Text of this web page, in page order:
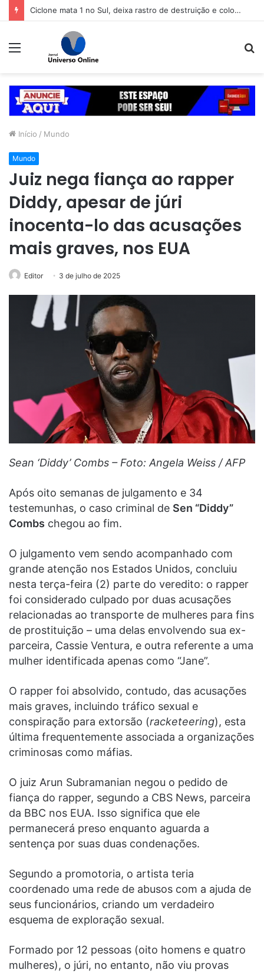
Ciclone mata 1 no Sul, deixa rastro de destruição e coloca 11 estados em alerta
Menu
Início / Mundo
Mundo
Juiz nega fiança ao rapper
Diddy, apesar de júri
inocenta-lo das acusações
mais graves, nos EUA
Editor 3 de julho de 2025
Sean ‘Diddy’ Combs – Foto: Angela Weiss / AFP
Após oito semanas de julgamento e 34
testemunhas, o caso criminal de Sen “Diddy”
Combs chegou ao fim.
O julgamento vem sendo acompanhado com
grande atenção nos Estados Unidos, concluiu
nesta terça-feira (2) parte do veredito: o rapper
foi considerado culpado por duas acusações
relacionadas ao transporte de mulheres para fins
de prostituição – uma delas envolvendo sua ex-
parceira, Cassie Ventura, e outra referente a uma
mulher identificada apenas como “Jane”.
O rapper foi absolvido, contudo, das acusações
mais graves, incluindo tráfico sexual e
conspiração para extorsão (racketeering), esta
última frequentemente associada a organizações
criminosas como máfias.
O juiz Arun Subramanian negou o pedido de
fiança do rapper, segundo a CBS News, parceira
da BBC nos EUA. Isso significa que ele
permanecerá preso enquanto aguarda a
sentença por suas duas condenações.
Segundo a promotoria, o artista teria
coordenado uma rede de abusos com a ajuda de
seus funcionários, criando um verdadeiro
esquema de exploração sexual.
Formado por 12 pessoas (oito homens e quatro
mulheres), o júri, no entanto, não viu provas